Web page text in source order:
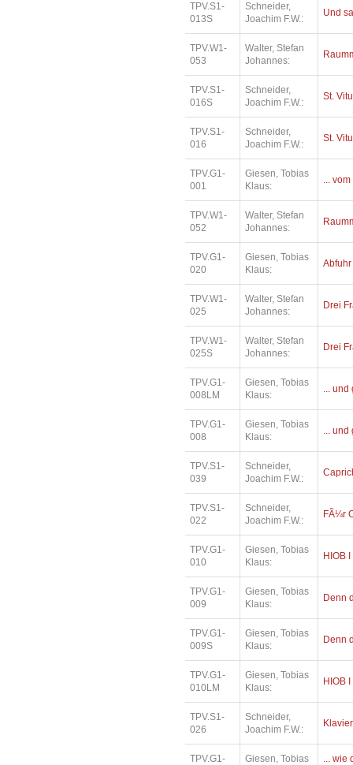
TPV.S1-
013S
Schneider,
Joachim F.W.:
Und
TPV.W1-
053
Walter, Stefan
Johannes:
TPV.S1-
016S
Schneider,
Joachim F.W.:
St.
TPV.S1-
016
Schneider,
Joachim F.W.:
St.
TPV.G1-
001
Giesen, Tobias
Klaus:
...
TPV.W1-
052
Walter, Stefan
Johannes:
TPV.G1-
020
Giesen, Tobias
Klaus:
Abfuhr
TPV.W1-
025
Walter, Stefan
Johannes:
Drei
TPV.W1-
025S
Walter, Stefan
Johannes:
Drei
TPV.G1-
008LM
Giesen, Tobias
Klaus:
...
TPV.G1-
008
Giesen, Tobias
Klaus:
...
TPV.S1-
039
Schneider,
Joachim F.W.:
TPV.S1-
022
Schneider,
Joachim F.W.:
FÃ¼r
TPV.G1-
010
Giesen, Tobias
Klaus:
HIOB I
TPV.G1-
009
Giesen, Tobias
Klaus:
Denn
TPV.G1-
009S
Giesen, Tobias
Klaus:
Denn
TPV.G1-
010LM
Giesen, Tobias
Klaus:
HIOB I
TPV.S1-
026
Schneider,
Joachim F.W.:
TPV.G1-
Giesen, Tobias
... wie